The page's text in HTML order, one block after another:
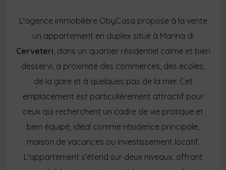
L'agence immobilière ObyCasa propose à la vente
un appartement en duplex situé à Marina di
Cerveteri, dans un quartier résidentiel calme et bien
desservi, à proximité des commerces, des écoles,
de la gare et à quelques pas de la mer. Cet
emplacement est particulièrement attractif pour
ceux qui recherchent un cadre de vie pratique et
bien équipé, idéal comme résidence principale,
maison de vacances ou investissement locatif.
L'appartement s'étend sur deux niveaux, offrant